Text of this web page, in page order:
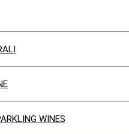
WINES